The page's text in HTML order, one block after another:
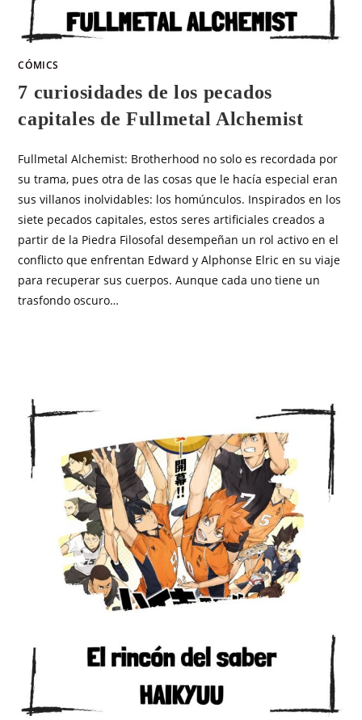
CÓMICS
7 curiosidades de los pecados
capitales de Fullmetal Alchemist
Fullmetal Alchemist: Brotherhood no solo es recordada por
su trama, pues otra de las cosas que le hacía especial eran
sus villanos inolvidables: los homúnculos. Inspirados en los
siete pecados capitales, estos seres artificiales creados a
partir de la Piedra Filosofal desempeñan un rol activo en el
conflicto que enfrentan Edward y Alphonse Elric en su viaje
para recuperar sus cuerpos. Aunque cada uno tiene un
trasfondo oscuro…